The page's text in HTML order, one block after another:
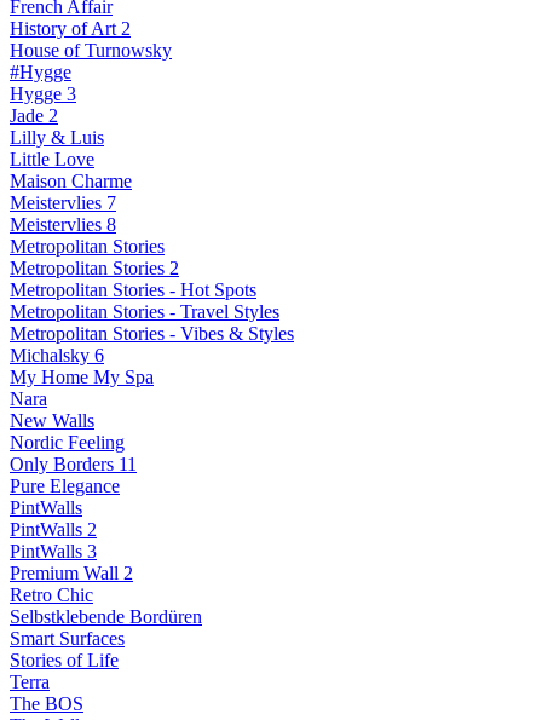
French Affair
History of Art 2
House of Turnowsky
#Hygge
Hygge 3
Jade 2
Lilly & Luis
Little Love
Maison Charme
Meistervlies 7
Meistervlies 8
Metropolitan Stories
Metropolitan Stories 2
Metropolitan Stories - Hot Spots
Metropolitan Stories - Travel Styles
Metropolitan Stories - Vibes & Styles
Michalsky 6
My Home My Spa
Nara
New Walls
Nordic Feeling
Only Borders 11
Pure Elegance
PintWalls
PintWalls 2
PintWalls 3
Premium Wall 2
Retro Chic
Selbstklebende Bordüren
Smart Surfaces
Stories of Life
Terra
The BOS